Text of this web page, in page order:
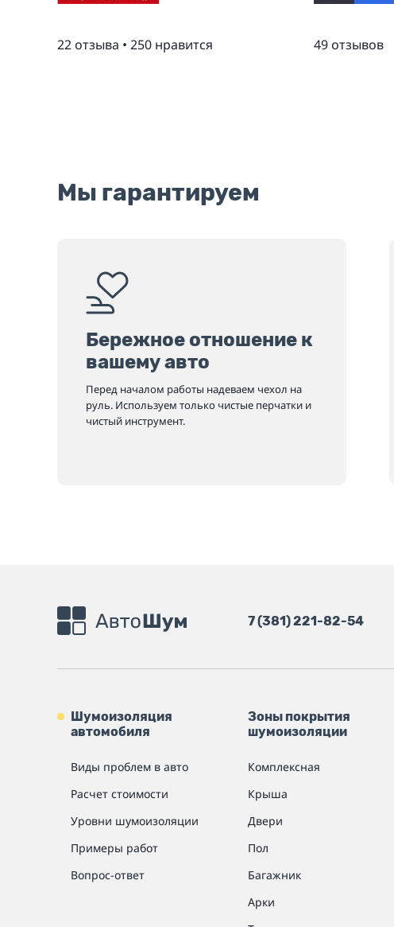
22 отзыва • 250 нравится 49 отзывов
Мы гарантируем
Бережное отношение к
вашему авто
Перед началом работы надеваем чехол на
руль. Используем только чистые перчатки и
чистый инструмент.
7 (381) 221-82-54
Шумоизоляция
автомобиля
Виды проблем в авто
Расчет стоимости
Уровни шумоизоляции
Примеры работ
Вопрос-ответ
Зоны покрытия
шумоизоляции
Комплексная
Крыша
Двери
Пол
Багажник
Арки